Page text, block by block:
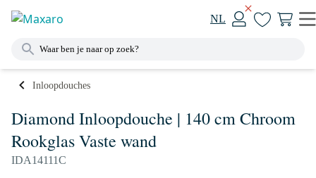
NL
Inloopdouches
Diamond Inloopdouche | 140 cm Chroom
Rookglas Vaste wand
IDA14111C